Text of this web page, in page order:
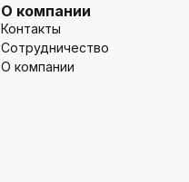
О компании
Контакты
Сотрудничество
О компании